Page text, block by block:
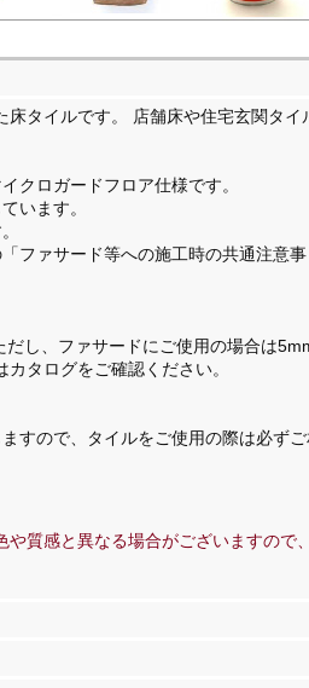
タイルです。 店舗床や住宅玄関タイ
クロガードフロア仕様です。
います。
ファサード等への施工時の共通注意事
し、ファサードにご使用の場合は
タログをご確認ください。
すので、タイルをご使用の際は必ずご
質感と異なる場合がございますので、